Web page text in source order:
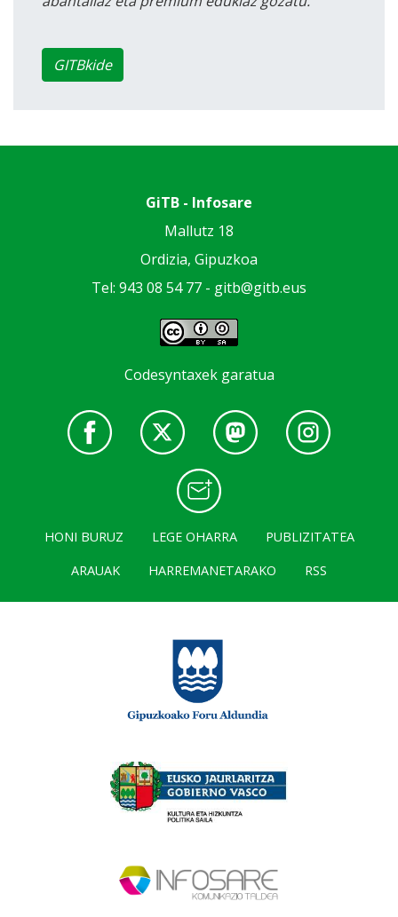
GITBkide
GiTB - Infosare
Mallutz 18
Ordizia, Gipuzkoa
Tel: 943 08 54 77 - gitb@gitb.eus
Codesyntaxek garatua
HONI BURUZ LEGE OHARRA
PUBLIZITATEA
ARAUAK
HARREMANETARAKO RSS